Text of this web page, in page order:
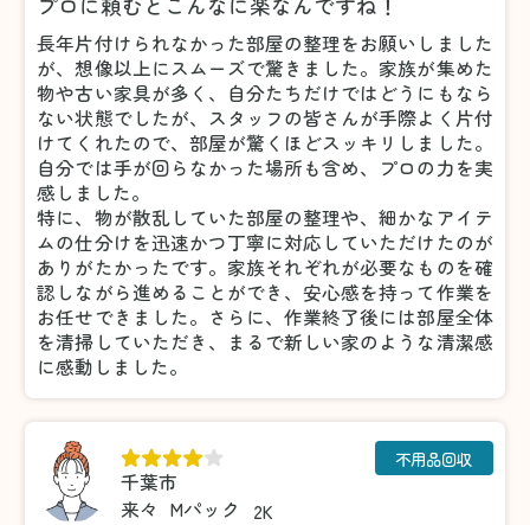
長年片付けられなかった部屋の整理をお願いしました
が、想像以上にスムーズで驚きました。家族が集めた
物や古い家具が多く、自分たちだけではどうにもなら
ない状態でしたが、スタッフの皆さんが手際よく片付
けてくれたので、部屋が驚くほどスッキリしました。
自分では手が回らなかった場所も含め、プロの力を実
感しました。
特に、物が散乱していた部屋の整理や、細かなアイテ
ムの仕分けを迅速かつ丁寧に対応していただけたのが
ありがたかったです。家族それぞれが必要なものを確
認しながら進めることができ、安心感を持って作業を
お任せできました。さらに、作業終了後には部屋全体
を清掃していただき、まるで新しい家のような清潔感
に感動しました。
千葉市
来々 Mパック 2K
不用品回収